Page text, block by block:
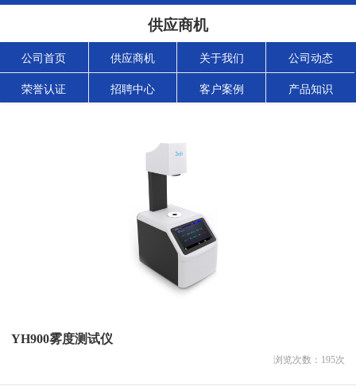
供应商机
公司首页 供应商机 关于我们 公司动态
荣誉认证 招聘中心 客户案例 产品知识
YH900雾度测试仪
浏览次数： 195次